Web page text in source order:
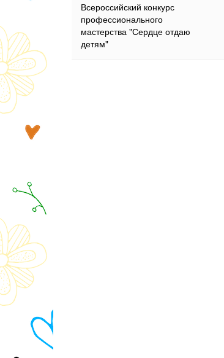
Всероссийский конкурс
профессионального
мастерства "Сердце отдаю
детям"